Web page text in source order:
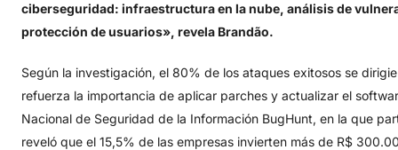
ciberseguridad: infraestructura en la nube, análisis de
protección de usuarios», revela Brandão.
Según la investigación, el 80% de los ataques exitosos se
refuerza la importancia de aplicar parches y actualizar el
Nacional de Seguridad de la Información BugHunt, en la que
reveló que el 15,5% de las empresas invierten más de R$